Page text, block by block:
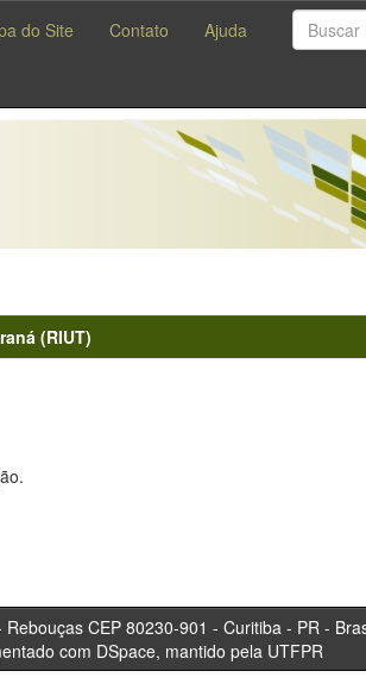
do Site Contato Ajuda
(RIUT)
CEP 80230-901 -
com DSpace, mantido pela UTFPR